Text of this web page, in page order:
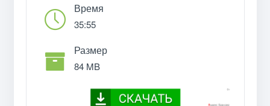
Время
35:55
Размер
84 MB